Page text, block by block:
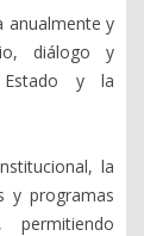
anualmente y
diálogo y
Estado y la
la
y programas
permitiendo